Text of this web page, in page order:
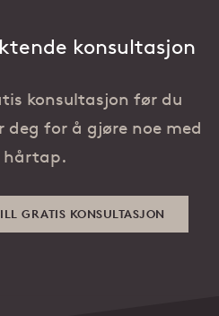
konsultasjon
konsultasjon før du
deg for å gjøre noe med
GRATIS KONSULTASJON